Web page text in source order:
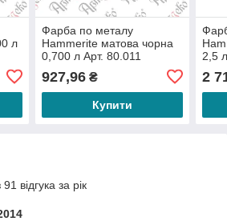
л
Фарба по металу
Hammerite матова чорна
0,700 л Арт. 80.011
927,96₴
Купити
2,5
2
відгука за рік